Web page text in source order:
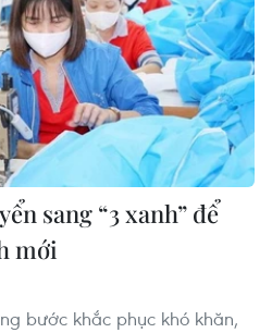
sang “3 xanh” để
mới
bước khắc phục khó khăn,